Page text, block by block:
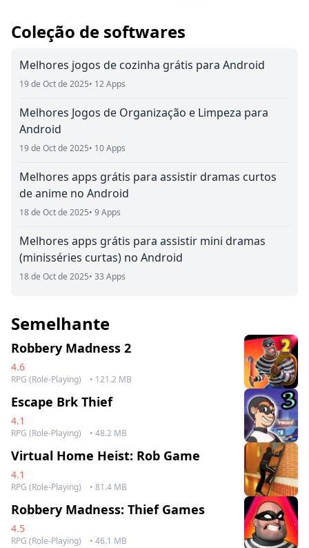
Coleção de softwares
Melhores jogos de cozinha grátis para Android
19 de Oct de 2025• 12 Apps
Melhores Jogos de Organização e Limpeza para
Android
19 de Oct de 2025• 10 Apps
Melhores apps grátis para assistir dramas curtos
de anime no Android
18 de Oct de 2025• 9 Apps
Melhores apps grátis para assistir mini dramas
(minisséries curtas) no Android
18 de Oct de 2025• 33 Apps
Semelhante
Robbery Madness 2
4.6
RPG (Role-Playing) • 121.2 MB
Escape Brk Thief
4.1
RPG (Role-Playing) • 48.2 MB
Virtual Home Heist: Rob Game
4.1
RPG (Role-Playing) • 81.4 MB
Robbery Madness: Thief Games
4.5
RPG (Role-Playing) • 46.1 MB